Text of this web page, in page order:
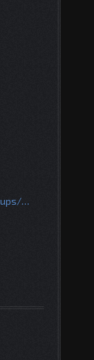
https://www.facebook.com/groups/httpsmotoshara.net